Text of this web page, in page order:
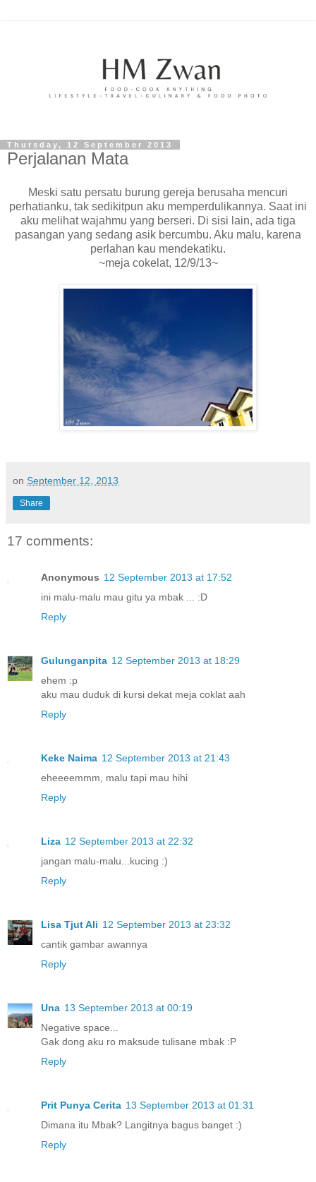
Thursday, 12 September 2013
Perjalanan Mata
Meski satu persatu burung gereja berusaha mencuri
perhatianku, tak sedikitpun aku memperdulikannya. Saat ini
aku melihat wajahmu yang berseri. Di sisi lain, ada tiga
pasangan yang sedang asik bercumbu. Aku malu, karena
perlahan kau mendekatiku.
~meja cokelat, 12/9/13~
on September 12, 2013
Share
17 comments:
Anonymous 12 September 2013 at 17:52
ini malu-malu mau gitu ya mbak ... :D
Reply
Gulunganpita 12 September 2013 at 18:29
ehem :p
aku mau duduk di kursi dekat meja coklat aah
Reply
Keke Naima 12 September 2013 at 21:43
eheeeemmm, malu tapi mau hihi
Reply
Liza 12 September 2013 at 22:32
jangan malu-malu...kucing :)
Reply
Lisa Tjut Ali 12 September 2013 at 23:32
cantik gambar awannya
Reply
Una 13 September 2013 at 00:19
Negative space...
Gak dong aku ro maksude tulisane mbak :P
Reply
Prit Punya Cerita 13 September 2013 at 01:31
Dimana itu Mbak? Langitnya bagus banget :)
Reply